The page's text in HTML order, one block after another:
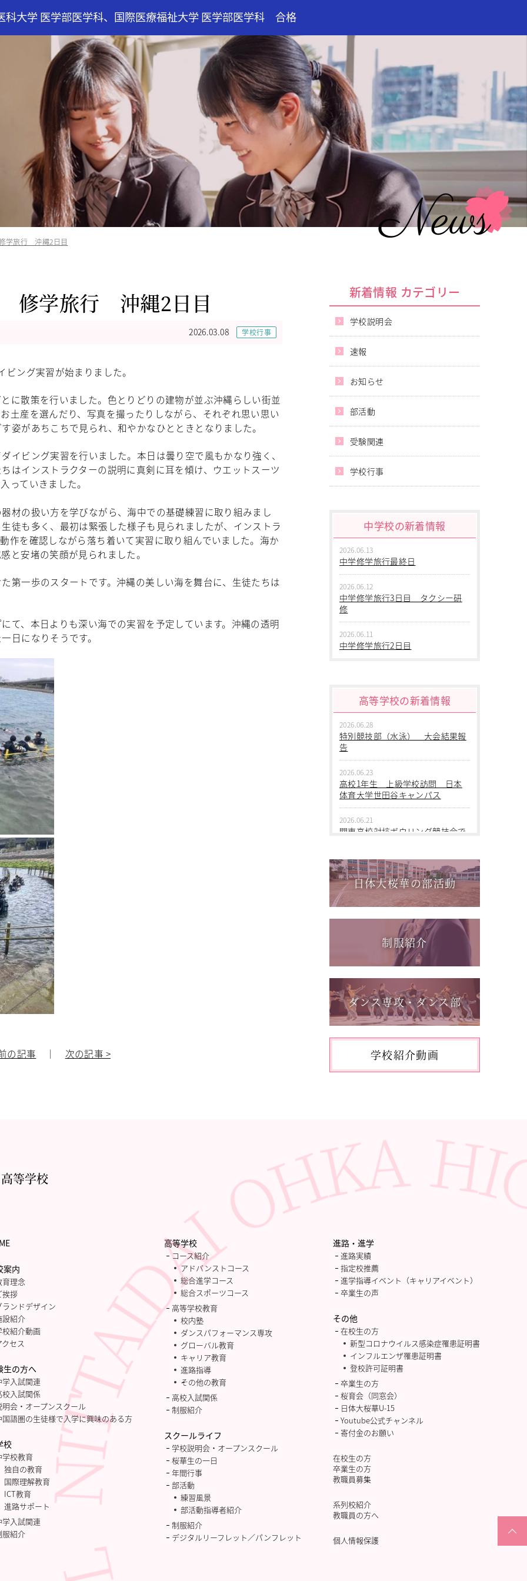
科大学 医学部医学科、国際医療福祉大学 医学部医学科 合格
News
学旅行 沖縄2日目
修学旅行 沖縄2日目
2026.03.08 学校行事
ング実習が始まりました。
に散策を行いました。色とりどりの建物が並ぶ沖縄らしい街並
土産を選んだり、写真を撮ったりしながら、それぞれ思い思い
姿があちこちで見られ、和やかなひとときとなりました。
イビング実習を行いました。本日は曇り空で風もかなり強く、
はインストラクターの説明に真剣に耳を傾け、ウエットスーツ
っていきました。
材の扱い方を学びながら、海中での基礎練習に取り組みまし
徒も多く、最初は緊張した様子も見られましたが、インストラ
作を確認しながら落ち着いて実習に取り組んでいました。海か
と安堵の笑顔が見られました。
第一歩のスタートです。沖縄の美しい海を舞台に、生徒たちは
て、本日よりも深い海での実習を予定しています。沖縄の透明
日になりそうです。
の記事 ｜ 次の記事 >
新着情報 カテゴリー
学校説明会
速報
お知らせ
部活動
受験関連
学校行事
中学校の新着情報
2026.06.13
中学修学旅行最終日
2026.06.12
中学修学旅行3日目 タクシー研
修
2026.06.11
中学修学旅行2日目
中学２年生 校外学習
2026.06.09
2026.06.09
中学１年 校外学習
2026.03.05
2025.12.15
第一回桜華中学校あいさつ＋ひと
言運動
第55回全国中学校バスケットボー
ル大会 サンアリーナせんだいin鹿
高等学校の新着情報
2026.06.28
特別競技部（水泳） 大会結果報
告
2026.06.23
高校1年生 上級学校訪問 日本
体育大学世田谷キャンパス
2026.06.21
関東高校対抗ボウリング競技会で
2026.06.17
1学年総合スポーツコース キャ
ンプ実習を実施しました
「日本選手権水泳競技大会」に出
場しました。
に出場しました。
2026.05.17
「第62回東日本選手権大会」に出
2026.05.10
「国民スポーツ大会東京都予選」
2026.04.27
アドバンストコース勉強合宿1日
目
日体大桜華の部活動
制服紹介
ダンス専攻・ダンス部
学校紹介動画
等学校
案内
育理念
挨拶
ランドデザイン
設紹介
校紹介動画
クセス
生の方へ
学入試関連
校入試関係
明会・オープンスクール
国語圏の生徒様で入学に興味のある方
校
学校教育
独自の教育
国際理解教育
ICT教育
進路サポート
学入試関連
服紹介
高等学校
コース紹介
アドバンストコース
総合進学コース
総合スポーツコース
高等学校教育
校内塾
ダンスパフォーマンス専攻
グローバル教育
キャリア教育
進路指導
その他の教育
高校入試関係
制服紹介
スクールライフ
学校説明会・オープンスクール
桜華生の一日
年間行事
部活動
練習風景
部活動指導者紹介
制服紹介
デジタルリーフレット／パンフレット
進路・進学
進路実績
指定校推薦
進学指導イベント（キャリアイベント）
卒業生の声
その他
在校生の方
新型コロナウイルス感染症罹患証明書
インフルエンザ罹患証明書
登校許可証明書
卒業生の方
桜育会（同窓会）
日体大桜華U-15
Youtube公式チャンネル
寄付金のお願い
在校生の方
卒業生の方
教職員募集
系列校紹介
教職員の方へ
個人情報保護